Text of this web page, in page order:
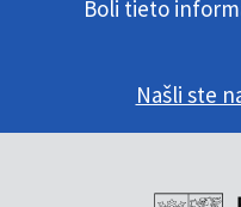
Boli tieto
Našli ste